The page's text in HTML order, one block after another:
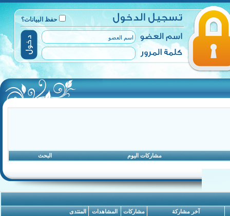
حفظ البيانات؟
مشاركات اليوم البحث
آخر مشاركة مشاركات المشاهدات المنتدى